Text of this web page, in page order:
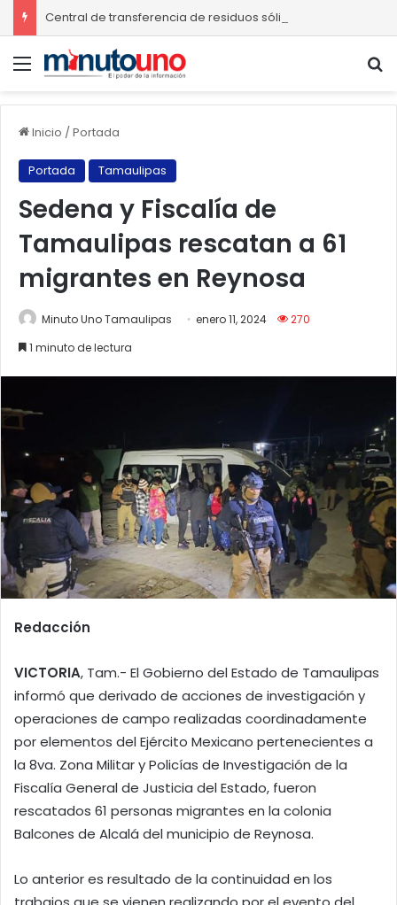
Menú
Inicio /Portada
Portada Tamaulipas
Sedena y Fiscalía de
Tamaulipas rescatan a 61
migrantes en Reynosa
Minuto Uno Tamaulipas enero 11, 2024
270
1 minuto de lectura
Redacción
VICTORIA, Tam.- El Gobierno del Estado de Tamaulipas
informó que derivado de acciones de investigación y
operaciones de campo realizadas coordinadamente
por elementos del Ejército Mexicano pertenecientes a
la 8va. Zona Militar y Policías de Investigación de la
Fiscalía General de Justicia del Estado, fueron
rescatados 61 personas migrantes en la colonia
Balcones de Alcalá del municipio de Reynosa.
Lo anterior es resultado de la continuidad en los